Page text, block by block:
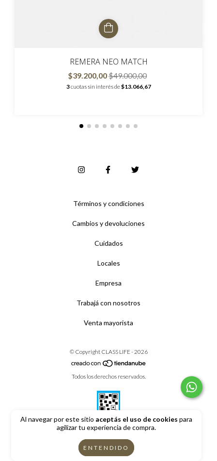
Al navegar por este sitio aceptás el uso de cookies para
agilizar tu experiencia de compra.
ENTENDIDO
REMERA NEO MATCH
$39.200,00$49.000,00
3cuotas sin interés de$13.066,67
Términos y condiciones
Cambios y devoluciones
Cuidados
Locales
Empresa
Trabajá con nosotros
Venta mayorista
© Copyright CLASS LIFE - 2026
Todos los derechos reservados.
Defensa de las y los consumidores. Para reclamos